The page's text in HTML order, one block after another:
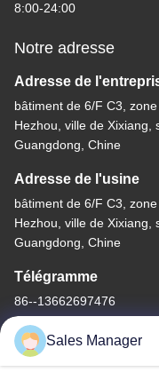
8:00-24:00
Notre adresse
Adresse de
bâtiment de 6/F C3,
Hezhou, ville de Xixiang,
Guangdong, Chine
Adresse de l'usine
bâtiment de 6/F C3,
Hezhou, ville de Xixiang,
Guangdong, Chine
Télégramme
86--13662697476
Sales Manager